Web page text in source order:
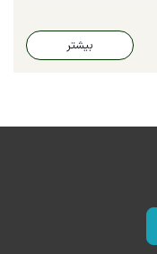
بیشتر